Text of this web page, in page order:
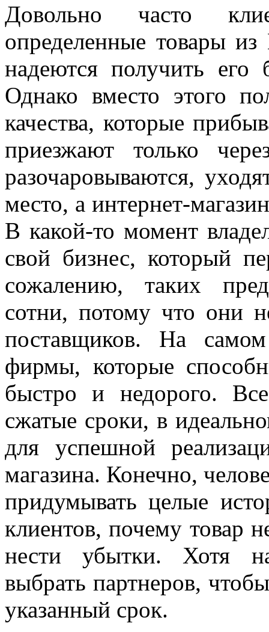
Довольно часто
определенные товары из
надеются получить
Однако вместо этого
качества, которые
приезжают только
разочаровываются,
место, а интернет-
В какой-то момент
свой бизнес, который
сожалению, таких
сотни, потому что они
поставщиков. На
фирмы, которые
быстро и недорого.
сжатые сроки, в
для успешной
магазина. Конечно,
придумывать целые
клиентов, почему товар
нести убытки. Хотя
выбрать партнеров,
указанный срок.